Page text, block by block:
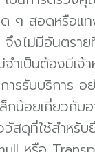
ๆ สอดหรือแทง
จึงไม่มีอันตรา
าเป็นต้องมีเจ้
รรับบริการ อ
กน้อยเกี่ยวกับอ
วัสดุที่ใช้สําหรั